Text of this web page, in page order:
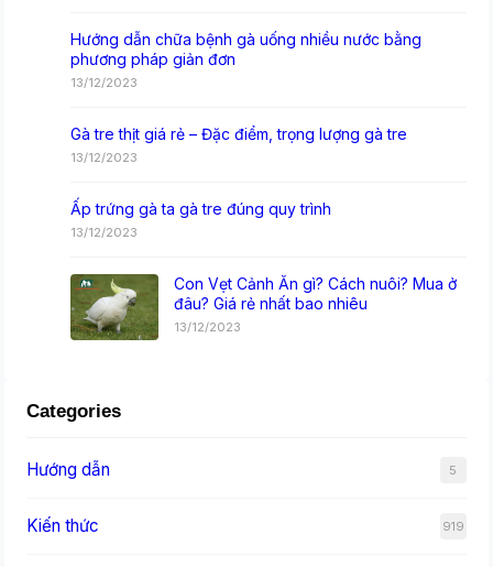
Hướng dẫn chữa bệnh gà uống nhiều nước bằng
phương pháp giản đơn
13/12/2023
Gà tre thịt giá rẻ – Đặc điểm, trọng lượng gà tre
13/12/2023
Ấp trứng gà ta gà tre đúng quy trình
13/12/2023
Con Vẹt Cảnh Ăn gì? Cách nuôi? Mua ở
đâu? Giá rẻ nhất bao nhiêu
13/12/2023
Categories
Hướng dẫn 5
Kiến thức 919